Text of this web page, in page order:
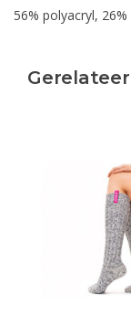
56% polyacryl,